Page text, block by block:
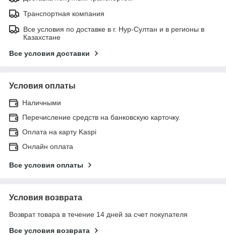
Транспортная компания
Все условия по доставке в г. Нур-Султан и в регионы в
Казахстане
Все условия доставки
Условия оплаты
Наличными
Перечисление средств на банковскую карточку.
Оплата на карту Kaspi
Онлайн оплата
Все условия оплаты
Условия возврата
Возврат товара в течение 14 дней за счет покупателя
Все условия возврата